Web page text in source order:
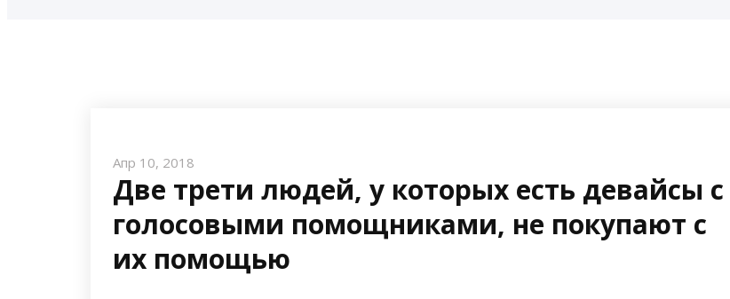
Апр 10, 2018
Две трети людей, у которых есть девайсы с
голосовыми помощниками, не покупают с
их помощью